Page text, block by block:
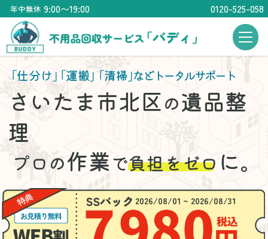
年中無休 9:00〜19:00 0120-525-058
「仕分け」「運搬」「清掃」などトータルサポート
さいたま市北区の遺品整
理
プロの作業で負担をゼロ に。
2026/08/01 ~ 2026/08/31